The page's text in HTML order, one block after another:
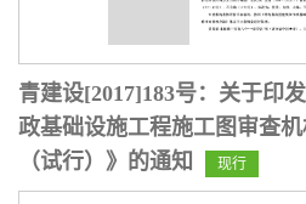
青建设[2017]183号：关于印
政基础设施工程施工图审查
（试行）》的通知
现行